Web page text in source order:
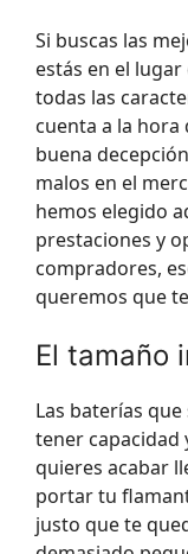
Si buscas las
estás en el
todas las
cuenta a la
buena
malos en el
hemos elegido
prestaciones y
compradores,
queremos que
El tamaño
Las baterías
tener capacidad
quieres acabar
portar tu
justo que te